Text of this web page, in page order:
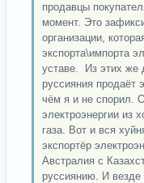
продавцы
момент. Это
организации,
экспорта\импорта
уставе. Из этих же
руссияния продаёт
чём я и не спорил.
электроэнергии из
газа. Вот и вся
экспортёр
Австралия с
руссиянию. И везде